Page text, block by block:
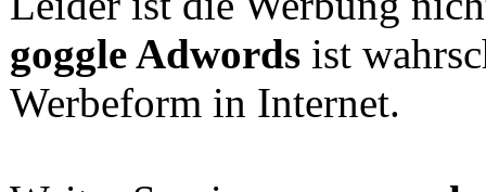
goggle Adwordsist
Werbeform in Internet.